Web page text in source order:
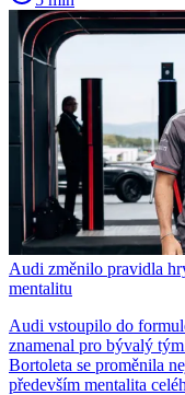
Audi změnilo pravidla
mentalitu
Audi vstoupilo do
znamenal pro bývalý
Bortoleta se proměnila
především mentalita